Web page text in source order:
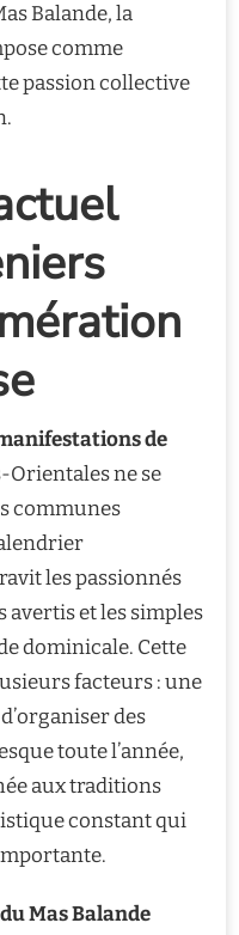
Balande, la
comme
passion collective
de
Orientales ne se
communes
les passionnés
et les simples
dominicale. Cette
facteurs : une
des
toute l’année,
aux traditions
constant qui
Mas Balande